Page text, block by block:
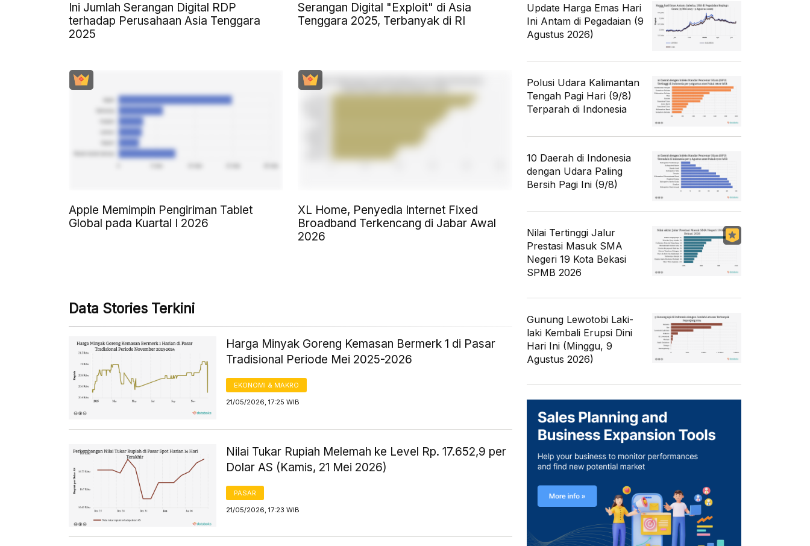
Ini Jumlah Serangan Digital RDP
terhadap Perusahaan Asia Tenggara
2025
Serangan Digital "Exploit" di Asia
Tenggara 2025, Terbanyak di RI
Apple Memimpin Pengiriman Tablet
Global pada Kuartal I 2026
XL Home, Penyedia Internet Fixed
Broadband Terkencang di Jabar Awal
2026
Data Stories Terkini
Harga Minyak Goreng Kemasan Bermerk 1 di Pasar
Tradisional Periode Mei 2025-2026
EKONOMI & MAKRO
21/05/2026, 17:25 WIB
Nilai Tukar Rupiah Melemah ke Level Rp. 17.652,9 per
Dolar AS (Kamis, 21 Mei 2026)
PASAR
21/05/2026, 17:23 WIB
Update Harga Emas Hari
Ini Antam di Pegadaian (9
Agustus 2026)
Polusi Udara Kalimantan
Tengah Pagi Hari (9/8)
Terparah di Indonesia
10 Daerah di Indonesia
dengan Udara Paling
Bersih Pagi Ini (9/8)
Nilai Tertinggi Jalur
Prestasi Masuk SMA
Negeri 19 Kota Bekasi
SPMB 2026
Gunung Lewotobi Laki-
laki Kembali Erupsi Dini
Hari Ini (Minggu, 9
Agustus 2026)